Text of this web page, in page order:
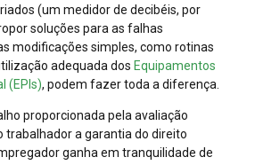
(um medidor de decibéis, por
soluções para as falhas
modificações simples, como rotinas
adequada dos Equipamentos
(EPIs), podem fazer toda a diferença.
proporcionada pela avaliação
trabalhador a garantia do direito
ganha em tranquilidade de